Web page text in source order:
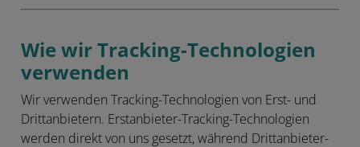
Wie wir Tracking-Technologien
verwenden
Wir verwenden Tracking-Technologien von Erst- und
Drittanbietern. Erstanbieter-Tracking-Technologien
werden direkt von uns gesetzt, während Drittanbieter-